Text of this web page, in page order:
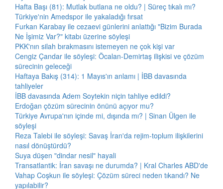
Hafta Başı (81): Mutlak butlana ne oldu? | Süreç tıkalı mı?
Türkiye'nin Amedspor ile yakaladığı fırsat
Furkan Karabay ile cezaevi günlerini anlattığı "Bizim Burada
Ne İşimiz Var?" kitabı üzerine söyleşi
PKK'nın silah bırakmasını istemeyen ne çok kişi var
Cengiz Çandar ile söyleşi: Öcalan-Demirtaş ilişkisi ve çözüm
sürecinin geleceği
Haftaya Bakış (314): 1 Mayıs'ın anlamı | İBB davasında
tahliyeler
İBB davasında Adem Soytekin niçin tahliye edildi?
Erdoğan çözüm sürecinin önünü açıyor mu?
Türkiye Avrupa'nın içinde mi, dışında mı? | Sinan Ülgen ile
söyleşi
Reza Talebi ile söyleşi: Savaş İran'da rejim-toplum ilişkilerini
nasıl dönüştürdü?
Suya düşen "dindar nesil" hayali
Transatlantik: İran savaşı ne durumda? | Kral Charles ABD'de
Vahap Coşkun ile söyleşi: Çözüm süreci neden tıkandı? Ne
yapılabilir?